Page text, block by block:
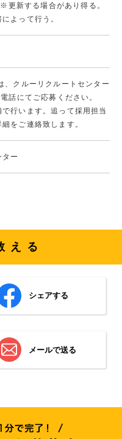
更新する場合があり得る。
よって行う。
、クルーリクルートセンター
にてご応募ください。
行います。追って採用担当
をご連絡致します。
ー
える
シェアする
メールで送る